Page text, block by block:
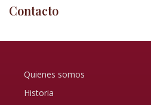
Contacto
Quienes somos
Historia